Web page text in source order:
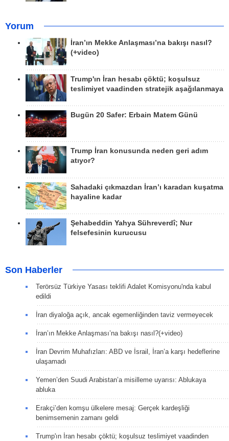
Yorum
İran’ın Mekke Anlaşması’na bakışı nasıl?
(+video)
Trump'ın İran hesabı çöktü; koşulsuz
teslimiyet vaadinden stratejik aşağılanmaya
Bugün 20 Safer: Erbain Matem Günü
Trump İran konusunda neden geri adım
atıyor?
Sahadaki çıkmazdan İran’ı karadan kuşatma
hayaline kadar
Şehabeddin Yahya Sühreverdî; Nur
felsefesinin kurucusu
Son Haberler
Terörsüz Türkiye Yasası teklifi Adalet Komisyonu'nda kabul
edildi
İran diyaloğa açık, ancak egemenliğinden taviz vermeyecek
İran’ın Mekke Anlaşması’na bakışı nasıl?(+video)
İran Devrim Muhafızları: ABD ve İsrail, İran’a karşı hedeflerine
ulaşamadı
Yemen’den Suudi Arabistan’a misilleme uyarısı: Ablukaya
abluka
Erakçi’den komşu ülkelere mesaj: Gerçek kardeşliği
benimsemenin zamanı geldi
Trump'ın İran hesabı çöktü; koşulsuz teslimiyet vaadinden